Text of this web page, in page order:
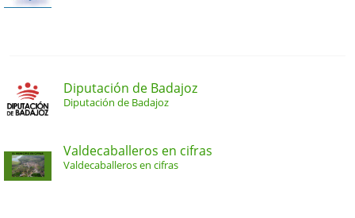
Diputación de Badajoz
Diputación de Badajoz
Valdecaballeros en cifras
Valdecaballeros en cifras